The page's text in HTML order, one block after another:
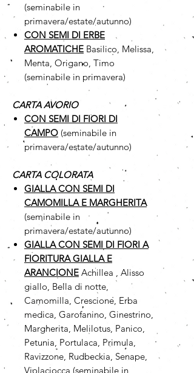
(seminabile in
primavera/estate/autunno)
CON SEMI DI ERBE
AROMATICHE Basilico, Melissa,
Menta, Origano, Timo
(seminabile in primavera)
CARTA AVORIO
CON SEMI DI FIORI DI
CAMPO (seminabile in
primavera/estate/autunno)
CARTA COLORATA
GIALLA CON SEMI DI
CAMOMILLA E MARGHERITA
(seminabile in
primavera/estate/autunno)
GIALLA CON SEMI DI FIORI A
FIORITURA GIALLA E
ARANCIONE Achillea , Alisso
giallo, Bella di notte,
Camomilla, Crescione, Erba
medica, Garofanino, Ginestrino,
Margherita, Melilotus, Panico,
Petunia, Portulaca, Primula,
Ravizzone, Rudbeckia, Senape,
Violaciocca (seminabile in